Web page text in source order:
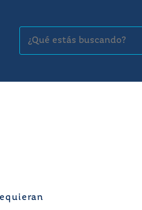
Buscar: